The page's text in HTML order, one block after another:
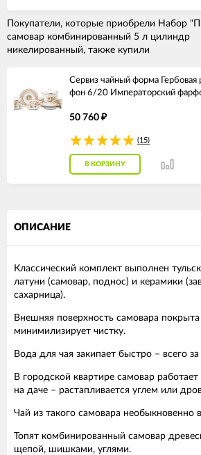
Покупатели, которые приобрели Набор
самовар комбинированный 5 л цилиндр
никелированный, также купили
Сервиз чайный форма
фон 6/20 Императорский
50 760 ₽
(15)
В КОРЗИНУ
ОПИСАНИЕ
Классический комплект выполнен
латуни (самовар, поднос) и керамики
сахарница).
Внешняя поверхность самовара
минимилизирует чистку.
Вода для чая закипает быстро – всего
В городской квартире самовар работает
на даче – растапливается углем или
Чай из такого самовара необыкновенно
Топят комбинированный самовар
щепой, шишками, углями.